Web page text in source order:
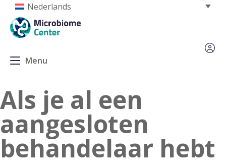
Nederlands
Menu
Als je al een
aangesloten
behandelaar hebt